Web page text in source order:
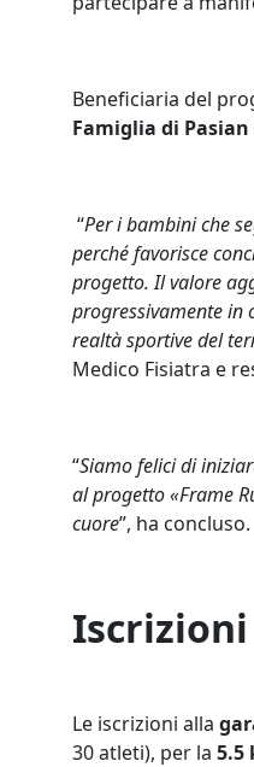
Beneficiaria del
Famiglia di
“Per i bambini che
perché favorisce
progetto. Il valore
progressivamente in
realtà sportive del
Medico Fisiatra e
“Siamo felici di
al progetto «Frame
cuore”, ha concluso.
Iscrizioni
Le iscrizioni alla
30 atleti), per la 5.5